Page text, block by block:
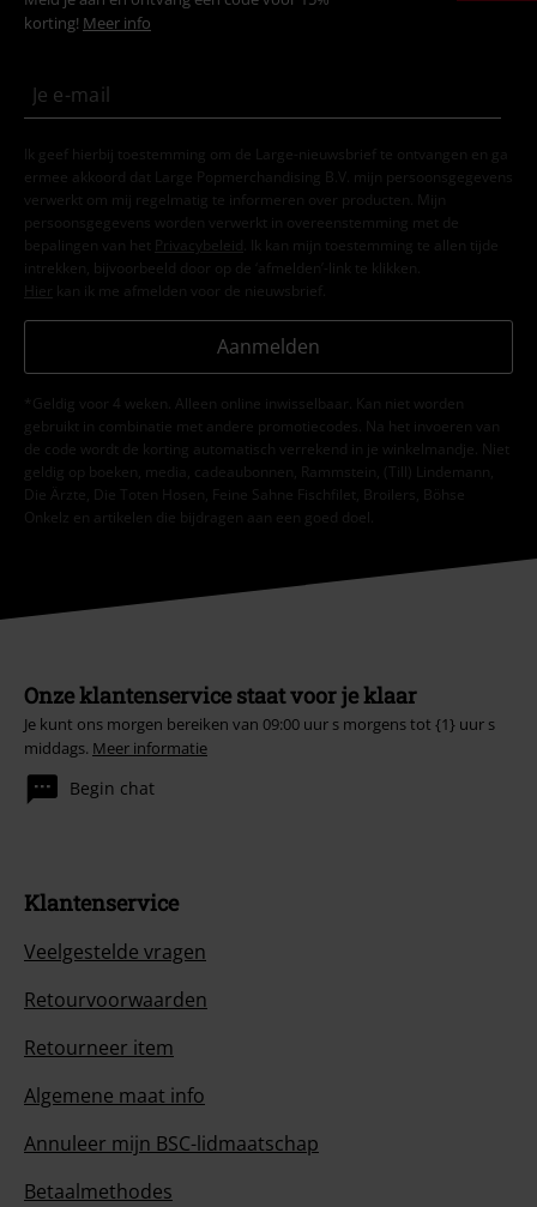
korting! Meer info
Ik geef hierbij toestemming om de Large-nieuwsbrief te ontvangen en ga
ermee akkoord dat Large Popmerchandising B.V. mijn persoonsgegevens
verwerkt om mij regelmatig te informeren over producten. Mijn
persoonsgegevens worden verwerkt in overeenstemming met de
bepalingen van het
Privacybeleid . Ik kan mijn toestemming te allen tijde
intrekken, bijvoorbeeld door op de ‘afmelden’-link te klikken.
Hier kan ik me afmelden voor de nieuwsbrief.
Aanmelden
*Geldig voor 4 weken. Alleen online inwisselbaar. Kan niet worden
gebruikt in combinatie met andere promotiecodes. Na het invoeren van
de code wordt de korting automatisch verrekend in je winkelmandje. Niet
geldig op boeken, media, cadeaubonnen, Rammstein, (Till) Lindemann,
Die Ärzte, Die Toten Hosen, Feine Sahne Fischfilet, Broilers, Böhse
Onkelz en artikelen die bijdragen aan een goed doel.
Onze klantenservice staat voor je klaar
Je kunt ons morgen bereiken van 09:00 uur s morgens tot {1} uur s
middags. Meer informatie
Begin chat
Klantenservice
Veelgestelde vragen
Retourvoorwaarden
Retourneer item
Algemene maat info
Annuleer mijn BSC-lidmaatschap
Betaalmethodes